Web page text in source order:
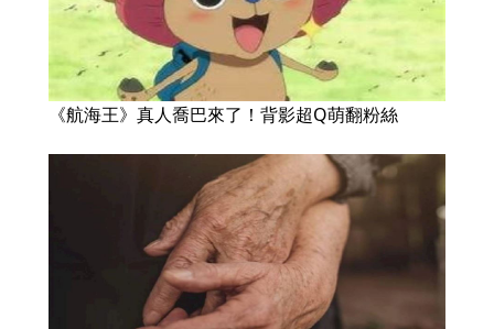
《航海王》真人喬巴來了！背影超Q萌翻粉絲